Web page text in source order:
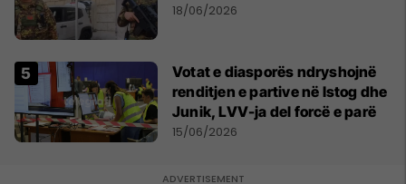
18/06/2026
Votat e diasporës ndryshojnë
renditjen e partive në Istog dhe
Junik, LVV-ja del forcë e parë
15/06/2026